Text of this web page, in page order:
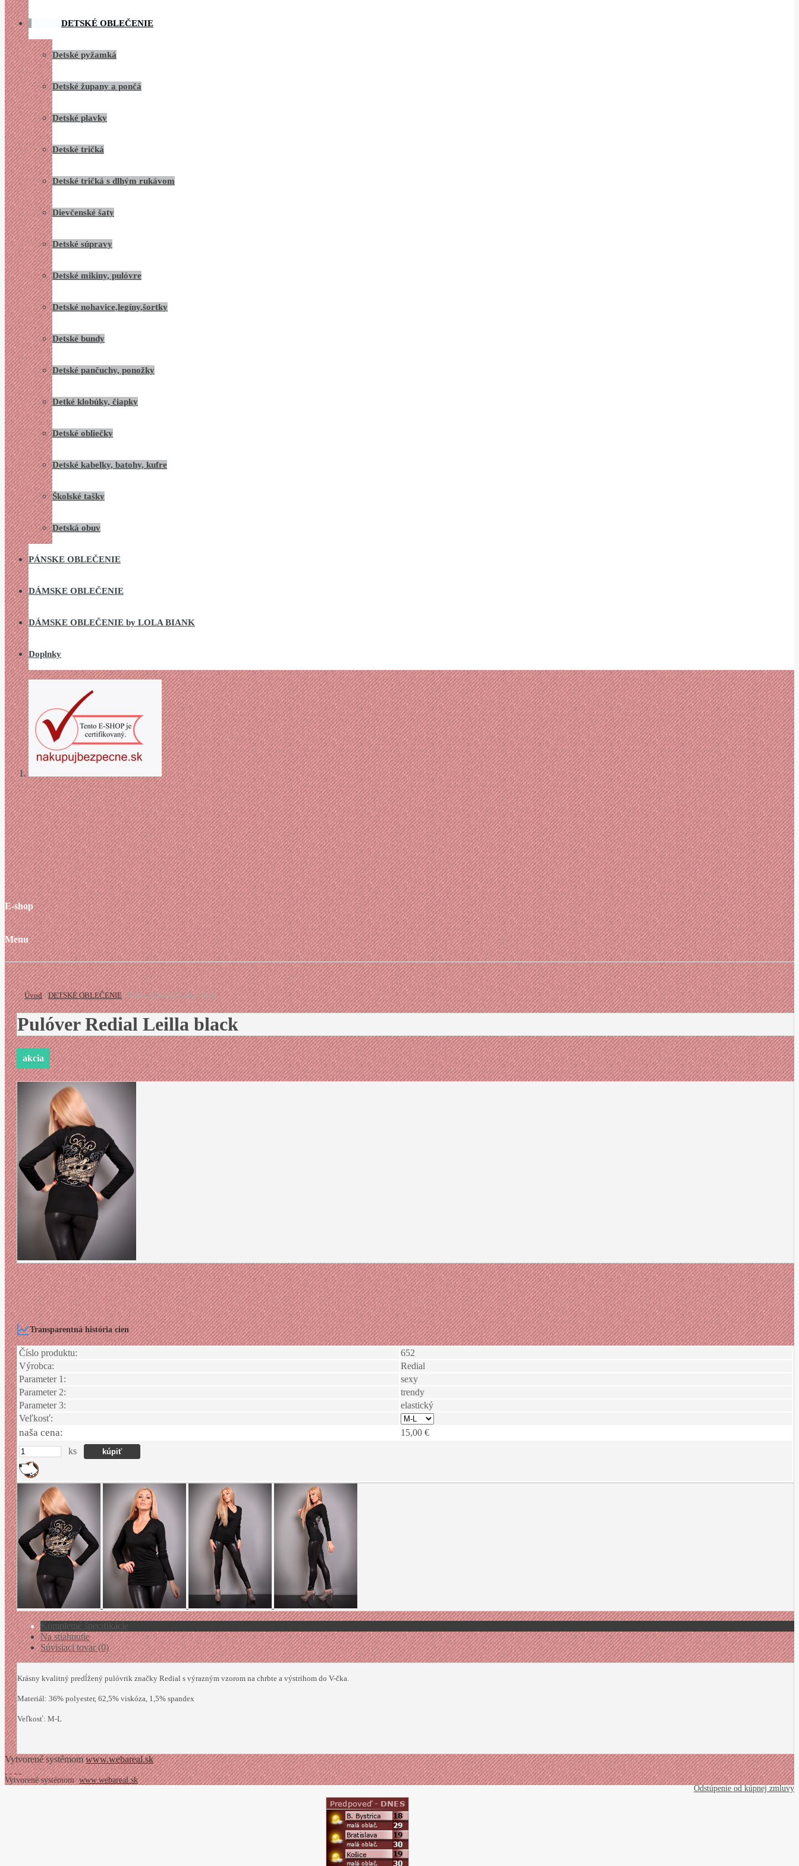
DETSKÉ OBLEČENIE
Detské pyžamká
Detské župany a pončá
Detské plavky
Detské tričká
Detské tričká s dlhým rukávom
Dievčenské šaty
Detské súpravy
Detské mikiny, pulóvre
Detské nohavice,legíny,šortky
Detské bundy
Detské pančuchy, ponožky
Detké klobúky, čiapky
Detské obliečky
Detské kabelky, batohy, kufre
Školské tašky
Detská obuv
PÁNSKE OBLEČENIE
DÁMSKE OBLEČENIE
DÁMSKE OBLEČENIE by LOLA BIANK
Doplnky
E-shop
Menu
Úvod »DETSKÉ OBLEČENIE» Pulóver Redial Leilla black
Pulóver Redial Leilla black
akcia
Transparentná história cien
Číslo produktu:
652
Výrobca:
Redial
Parameter 1:
sexy
Parameter 2:
trendy
Parameter 3:
elastický
Veľkosť:
naša cena:
15,00 €
ks
Kompletné špecifikácie
Na stiahnutie
Súvisiaci tovar (0)
Krásny kvalitný predĺžený pulóvrik značky Redial s výrazným vzorom na chrbte a výstrihom do V-čka.
Materiál: 36% polyester, 62,5% viskóza, 1,5% spandex
Veľkosť: M-L
Vytvorené systémomwww.webareal.sk
Vytvorené systémom www.webareal.sk
Odstúpenie od kúpnej zmluvy